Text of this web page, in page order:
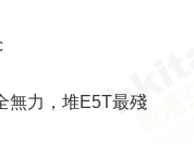
無力，堆E5T最殘